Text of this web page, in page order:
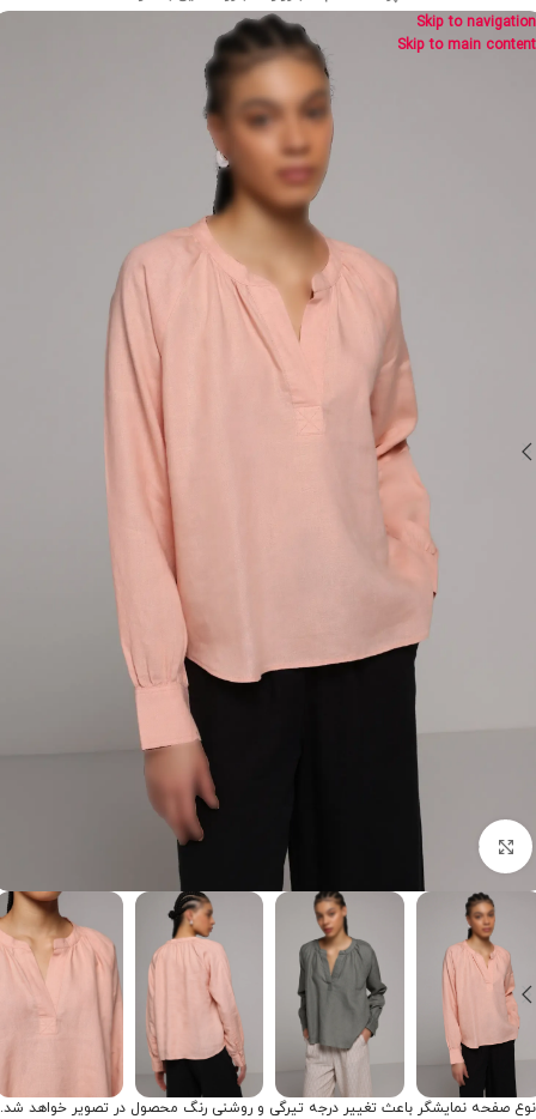
Skip to navigation
Skip to main content
برای بزرگنمایی کلیک کنید
نوع صفحه نمایشگر باعث تغییر درجه تیرگی و روشنی رنگ محصول در تصویر خواهد شد.